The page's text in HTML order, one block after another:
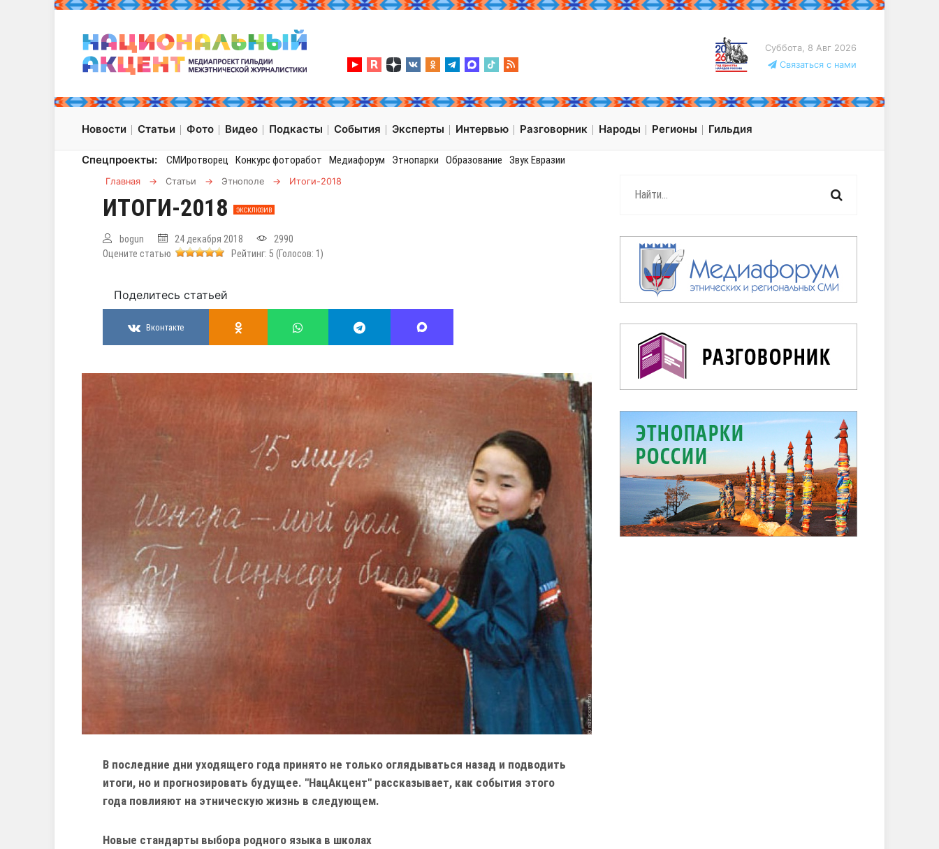
Суббота, 8 Авг 2026
Связаться с нами
Новости Статьи Фото Видео Подкасты События Эксперты Интервью Разговорник Народы Регионы Гильдия
Спецпроекты: СМИротворец Конкурс фоторабот Медиафорум Этнопарки Образование Звук Евразии
Главная → Статьи → Этнополе → Итоги-2018
ИТОГИ-2018 ЭКСКЛЮЗИВ
bogun 24 декабря 2018
2990
Оцените статью
Рейтинг: 5 (Голосов: 1 )
Поделитесь статьей
Вконтакте
В последние дни уходящего года принято не только оглядываться назад и подводить
итоги, но и прогнозировать будущее. "НацАкцент" рассказывает, как события этого
года повлияют на этническую жизнь в следующем.
Новые стандарты выбора родного языка в школах